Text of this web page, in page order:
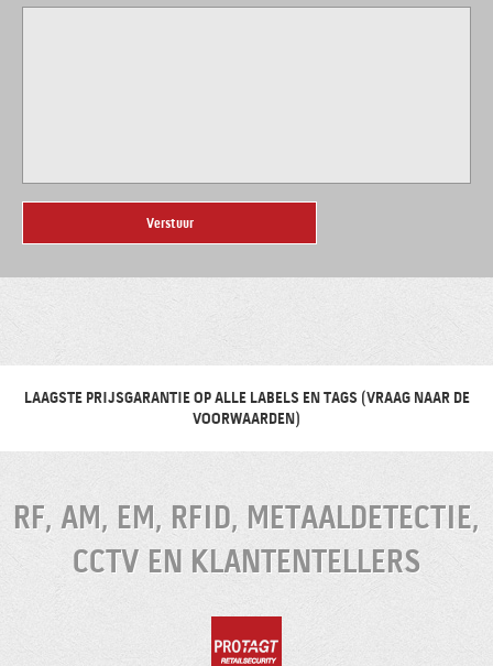
LAAGSTE PRIJSGARANTIE OP ALLE LABELS EN TAGS (VRAAG NAAR DE
VOORWAARDEN)
RF, AM, EM, RFID, METAALDETECTIE,
CCTV EN KLANTENTELLERS